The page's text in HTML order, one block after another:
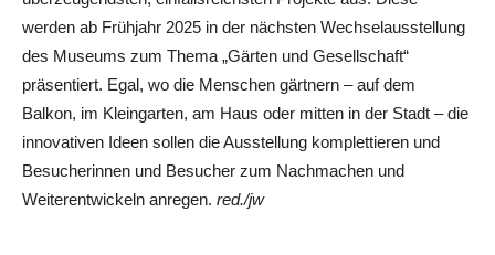
werden ab Frühjahr 2025 in der nächsten Wechselausstellung
des Museums zum Thema „Gärten und Gesellschaft“
präsentiert. Egal, wo die Menschen gärtnern – auf dem
Balkon, im Kleingarten, am Haus oder mitten in der Stadt – die
innovativen Ideen sollen die Ausstellung komplettieren und
Besucherinnen und Besucher zum Nachmachen und
Weiterentwickeln anregen. red./jw